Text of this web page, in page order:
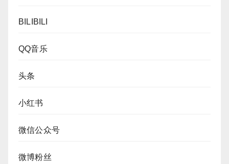
BILIBILI
QQ音乐
头条
小红书
微信公众号
微博粉丝